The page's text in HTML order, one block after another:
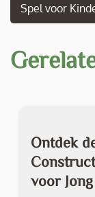
Spel voor
Ontdek
voor